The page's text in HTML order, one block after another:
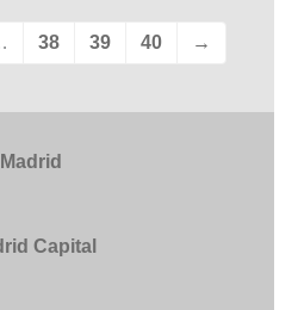
38 39 40 →
Madrid
Capital